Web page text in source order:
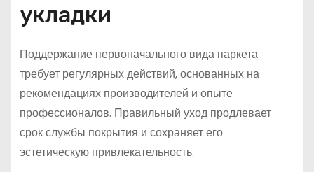
укладки
Поддержание первоначального вида паркета
требует регулярных действий, основанных на
рекомендациях производителей и опыте
профессионалов. Правильный уход продлевает
срок службы покрытия и сохраняет его
эстетическую привлекательность.